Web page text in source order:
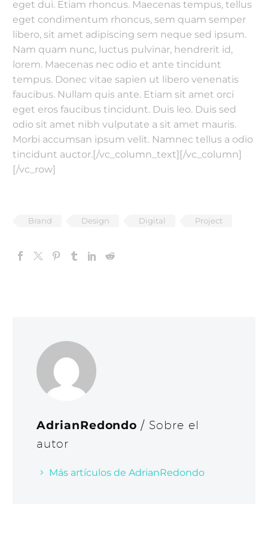
eget dui. Etiam rhoncus. Maecenas tempus, tellus
eget condimentum rhoncus, sem quam semper
libero, sit amet adipiscing sem neque sed ipsum.
Nam quam nunc, luctus pulvinar, hendrerit id,
lorem. Maecenas nec odio et ante tincidunt
tempus. Donec vitae sapien ut libero venenatis
faucibus. Nullam quis ante. Etiam sit amet orci
eget eros faucibus tincidunt. Duis leo. Duis sed
odio sit amet nibh vulputate a sit amet mauris.
Morbi accumsan ipsum velit. Namnec tellus a odio
tincidunt auctor.[/vc_column_text][/vc_column]
[/vc_row]
Brand Design Digital Project
AdrianRedondo / Sobre el
autor
Más artículos de AdrianRedondo